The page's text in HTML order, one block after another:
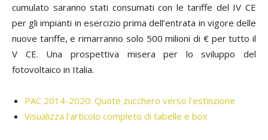
cumulato saranno stati consumati con le tariffe del IV CE
per gli impianti in esercizio prima dell’entrata in vigore delle
nuove tariffe, e rimarranno solo 500 milioni di € per tutto il
V CE. Una prospettiva misera per lo sviluppo del
fotovoltaico in Italia.
PAC 2014-2020: Quote zucchero verso l’estinzione
Visualizza l'articolo completo di tabelle e box